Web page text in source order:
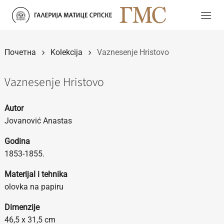
Прескочи
Почетна Kolekcija Vaznesenje Hristovo
Vaznesenje Hristovo
Autor
Jovanović Anastas
Godina
1853-1855.
Materijal i tehnika
olovka na papiru
Dimenzije
46,5 х 31,5 cm